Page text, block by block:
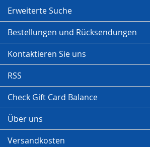
Erweiterte Suche
Bestellungen und Rücksendungen
Kontaktieren Sie uns
RSS
Check Gift Card Balance
Über uns
Versandkosten